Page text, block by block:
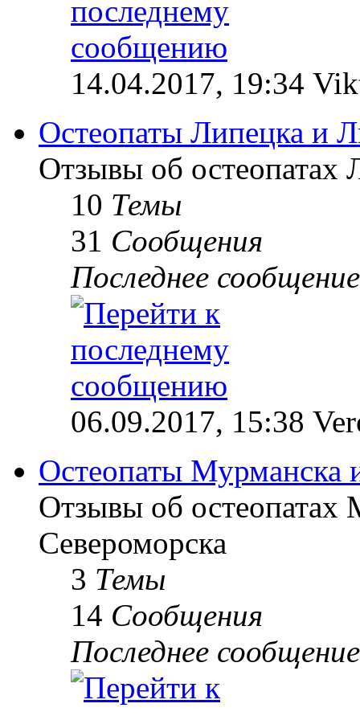
14.04.2017, 19:34
Остеопаты Липецка и
Отзывы об остеопатах
10 Темы
31 Сообщения
Последнее сообщение
06.09.2017, 15:38
Остеопаты Мурманска
Отзывы об остеопатах
Североморска
3 Темы
14 Сообщения
Последнее сообщение